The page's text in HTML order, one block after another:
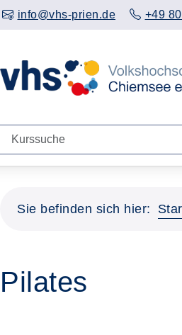
info@vhs-prien.de +49
Sie befinden sich hier:
Pilates